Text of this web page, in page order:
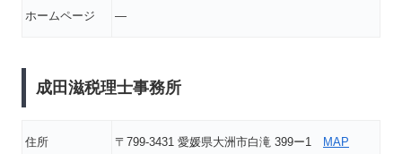
ホームページ ―
成田滋税理士事務所
住所 〒799-3431 愛媛県大洲市白滝 399ー1 MAP